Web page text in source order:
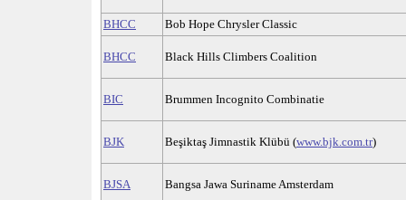
BHCC Bob Hope Chrysler Classic
BHCC Black Hills Climbers Coalition
BIC Brummen Incognito Combinatie
BJK Beşiktaş Jimnastik Klübü (www.bjk.com.tr)
BJSA Bangsa Jawa Suriname Amsterdam